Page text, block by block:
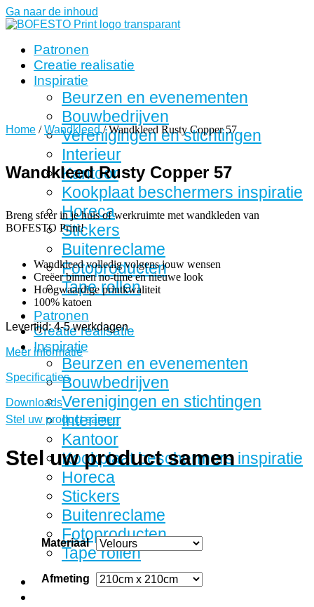
Ga naar de inhoud
Patronen
Creatie realisatie
Inspiratie
Beurzen en evenementen
Bouwbedrijven
Verenigingen en stichtingen
Interieur
Kantoor
Kookplaat beschermers inspiratie
Horeca
Stickers
Buitenreclame
Fotoproducten
Tape rollen
Patronen
Creatie realisatie
Inspiratie
Beurzen en evenementen
Bouwbedrijven
Verenigingen en stichtingen
Interieur
Kantoor
Kookplaat beschermers inspiratie
Horeca
Stickers
Buitenreclame
Fotoproducten
Tape rollen
Home /Wandkleed/ Wandkleed Rusty Copper 57
Wandkleed Rusty Copper 57
Breng sfeer in je huis of werkruimte met wandkleden van
BOFESTO Print!
Wandkleed volledig volgens jouw wensen
Creëer binnen no-time en nieuwe look
Hoogwaardige printkwaliteit
100% katoen
Levertijd: 4-5 werkdagen
Meer informatie
Specificaties
Downloads
Stel uw product samen
Stel uw product samen
Materiaal
Afmeting